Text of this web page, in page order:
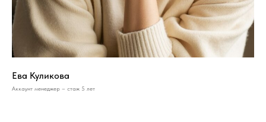
Ева Куликова
Аккаунт менеджер – стаж 5 лет